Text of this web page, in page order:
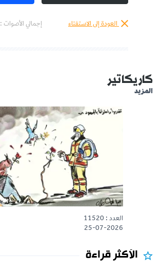
العودة إلى الاستفتاء إجمالي الأصوات :
كاريكاتير
المزيد
العدد : 11520
25-07-2026
الأكثر قراءة